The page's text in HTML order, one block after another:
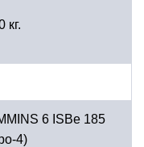
кг.
6 ISBe 185
4)